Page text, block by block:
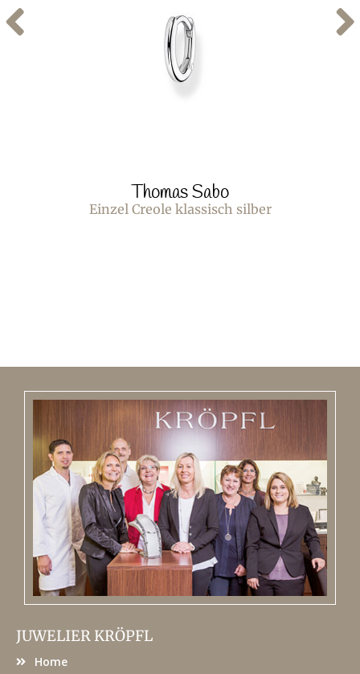
Thomas Sabo
Einzel Creole klassisch silber
JUWELIER KRÖPFL
Home